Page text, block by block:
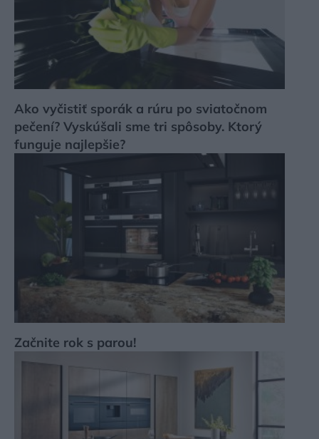
Ako vyčistiť sporák a rúru po sviatočnom
pečení? Vyskúšali sme tri spôsoby. Ktorý
funguje najlepšie?
Začnite rok s parou!